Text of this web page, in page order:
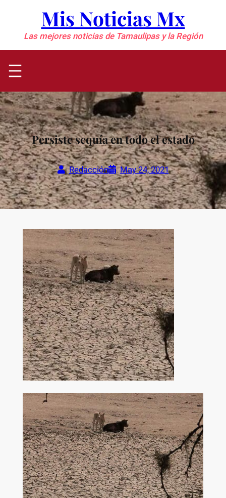
contenido
Mis Noticias Mx
Las mejores noticias de Tamaulipas y la Región
Persiste sequía en todo el estado
Redacción May 24, 2021